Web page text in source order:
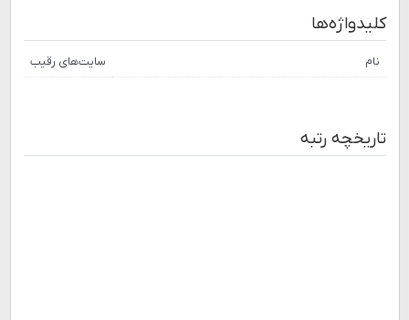
کلیدواژه‌ها
نام سایت‌های رقیب
تاریخچه رتبه